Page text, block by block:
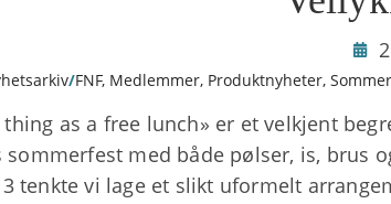
/FNF, Medlemmer, Produktnyheter,
thing as a free lunch» er et velkjent
med både pølser, is, brus
tenkte vi lage et slikt uformelt